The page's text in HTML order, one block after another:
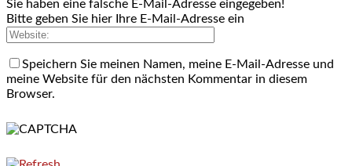
Sie haben eine falsche E-Mail-Adresse eingegeben!
Bitte geben Sie hier Ihre E-Mail-Adresse ein
Speichern Sie meinen Namen, meine E-Mail-Adresse und
meine Website für den nächsten Kommentar in diesem
Browser.